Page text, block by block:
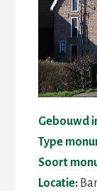
Gebouwd
Type
Soort
Locatie: